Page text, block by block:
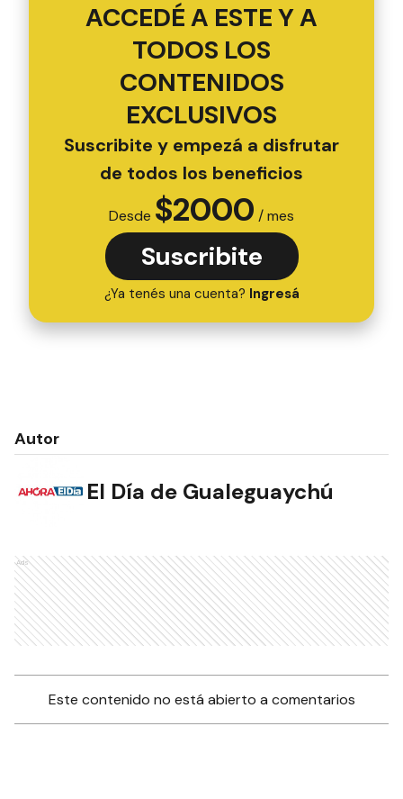
ACCEDÉ A ESTE Y A
TODOS LOS
CONTENIDOS
EXCLUSIVOS
Suscribite y empezá a disfrutar
de todos los beneficios
Desde $2000 / mes
Suscribite
¿Ya tenés una cuenta? Ingresá
Autor
El Día de Gualeguaychú
Ads
Este contenido no está abierto a comentarios